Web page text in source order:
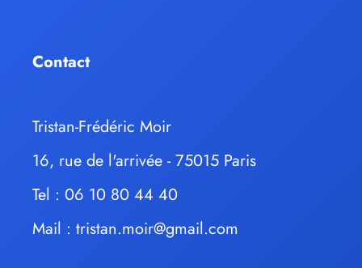
Contact
Tristan-Frédéric Moir
16, rue de l'arrivée - 75015 Paris
Tel : 06 10 80 44 40
Mail : tristan.moir@gmail.com